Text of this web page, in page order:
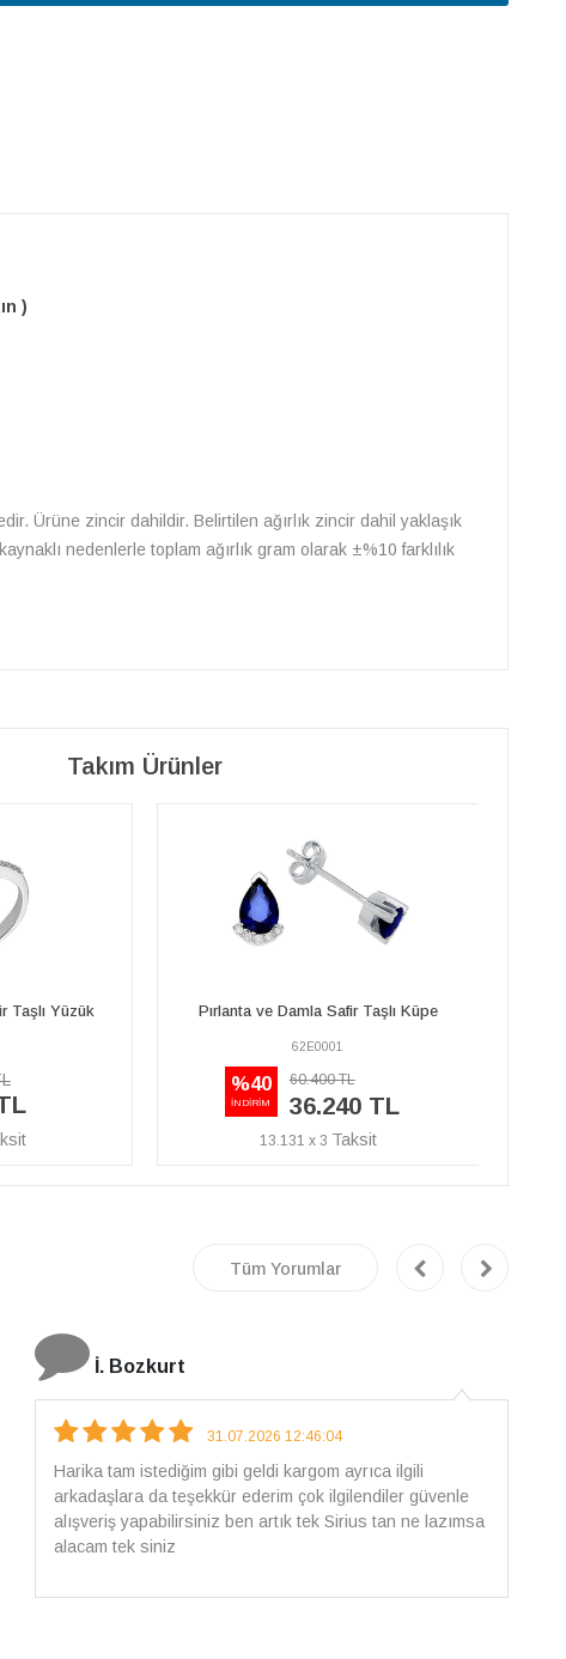
)
Ürüne zincir dahildir. Belirtilen ağırlık zincir dahil yaklaşık
nedenlerle toplam ağırlık gram olarak ±%10 farklılık
Takım Ürünler
Taşlı Küpe
TL
Pırlanta ve Damla Safir Taşlı Yüzük
62R0001
39.350 TL
27.550 TL
9.982 x 3
Tüm Yorumlar
E.T
18.07.2026 12:38:01
Pirlantami teslim alana kadar tüm surecte bilgilendirildim,
güvenli bir alisveris oldu benim icin ve paketleme özenle
yapilmisti sorunsuz bir sekilde pirlantami takiyorum. Yeni
alisveris adresim artik belli.🤩 Tesekkurler Sirius